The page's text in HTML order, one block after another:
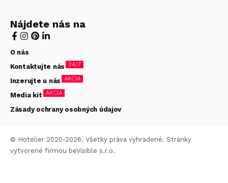
Nájdete nás na
O nás
Kontaktujte nás 24/7
Inzerujte u nás AKCIA
Media kit AKCIA
Zásady ochrany osobných údajov
© Hotelier 2020-2026. Všetky práva vyhradené. Stránky
vytvorené firmou beVisible s.r.o.